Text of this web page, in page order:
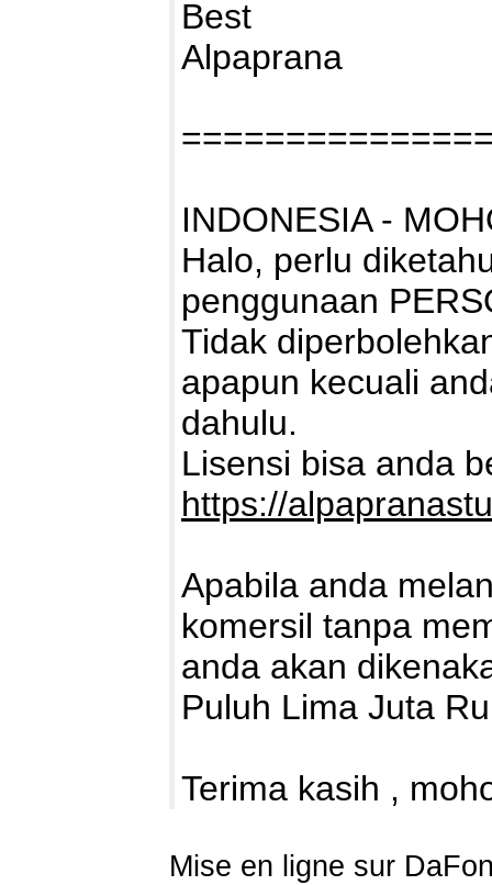
Best
Alpaprana
INDONESIA -
Halo, perlu
penggunaan
Tidak
apapun kecuali
dahulu.
Lisensi bisa anda
https://
Apabila anda
komersil tanpa
anda akan
Puluh Lima Juta
Terima kasih ,
Mise en ligne sur